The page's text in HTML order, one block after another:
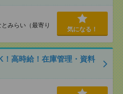
みらい（最寄り
気になる！
！高時給！在庫管理・資料